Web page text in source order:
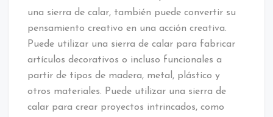
una sierra de calar, también puede convertir su
pensamiento creativo en una acción creativa.
Puede utilizar una sierra de calar para fabricar
artículos decorativos o incluso funcionales a
partir de tipos de madera, metal, plástico y
otros materiales. Puede utilizar una sierra de
calar para crear proyectos intrincados, como